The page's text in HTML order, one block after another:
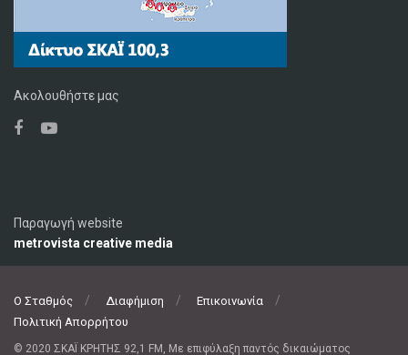
Ακολουθήστε μας
Παραγωγή website
metrovista creative media
Ο Σταθμός Διαφήμιση
Επικοινωνία
Πολιτική Απορρήτου
© 2020 ΣΚΑΪ ΚΡΗΤΗΣ 92,1 FM, Με επιφύλαξη παντός δικαιώματος